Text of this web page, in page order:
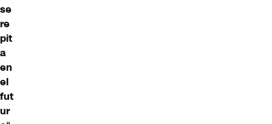
se
re
pit
a
en
el
fut
ur